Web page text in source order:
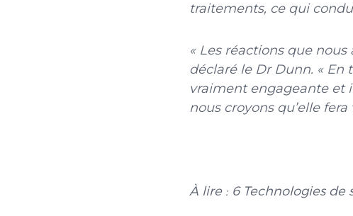
traitements, ce qui
« Les réactions que
déclaré le Dr Dunn. « En
vraiment engageante et
nous croyons qu’elle
À lire : 6 Technologies